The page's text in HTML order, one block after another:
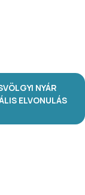
NYÁR
ELVONULÁS